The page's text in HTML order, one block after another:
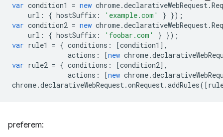
var condition1 = new chrome.declarativeWebRequest.
url : { hostSuffix : 'example.com' } });
var condition2 = new chrome.declarativeWebRequest.
url : { hostSuffix : 'foobar.com' } });
var rule1 = { conditions : [condition1 ],
actions : [new chrome.
var rule2 = { conditions : [condition2],
actions : [new chrome.
chrome.declarativeWebRequest.onRequest.addRules([
preferem: